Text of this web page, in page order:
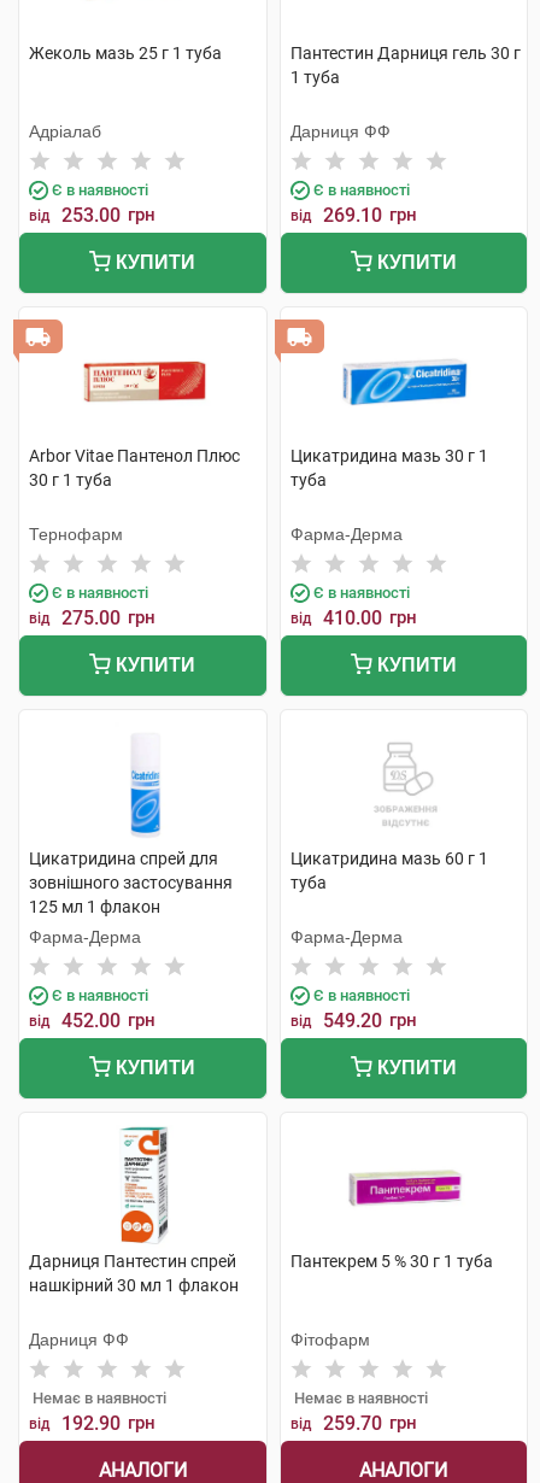
Жеколь мазь 25 г 1 туба
Адріалаб
Є в наявності
від 253.00 грн
КУПИТИ
Пантестин Дарниця гель 30 г
1 туба
Дарниця ФФ
Є в наявності
від 269.10 грн
КУПИТИ
Arbor Vitae Пантенол Плюс
30 г 1 туба
Тернофарм
Є в наявності
від 275.00 грн
КУПИТИ
Цикатридина мазь 30 г 1
туба
Фарма-Дерма
Є в наявності
від 410.00 грн
КУПИТИ
Цикатридина спрей для
зовнішного застосування
125 мл 1 флакон
Фарма-Дерма
Є в наявності
від 452.00 грн
КУПИТИ
Цикатридина мазь 60 г 1
туба
Фарма-Дерма
Є в наявності
від 549.20 грн
КУПИТИ
Дарниця Пантестин спрей
нашкірний 30 мл 1 флакон
Дарниця ФФ
Немає в наявності
від 192.90 грн
АНАЛОГИ
Пантекрем 5 % 30 г 1 туба
Фітофарм
Немає в наявності
від 259.70 грн
АНАЛОГИ